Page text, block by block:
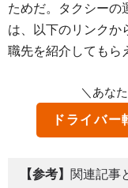
ためだ。タクシーの
は、以下のリンクか
職先を紹介してもら
＼あな
ドライバー
【参考】 関連記事